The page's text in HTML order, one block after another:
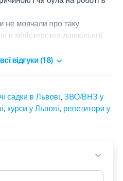
мовчали про таку
в міністерство дошкільної
відгуки (18)
садки в Львові, ЗВО/ВНЗ у
, курси у Львові, репетитори у